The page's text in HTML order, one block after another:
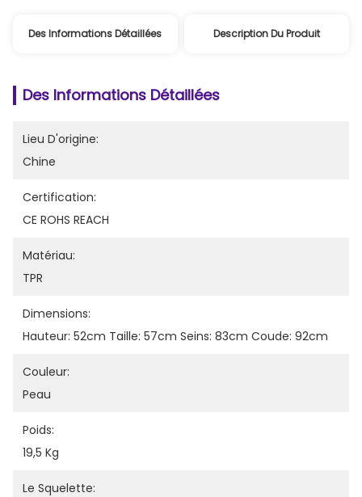
Des Informations Détaillées Description Du Produit
Des Informations Détaillées
Lieu D'origine:
Chine
Certification:
CE ROHS REACH
Matériau:
TPR
Dimensions:
Hauteur: 52cm Taille: 57cm Seins: 83cm Coude: 92cm
Couleur:
Peau
Poids:
19,5 Kg
Le Squelette: